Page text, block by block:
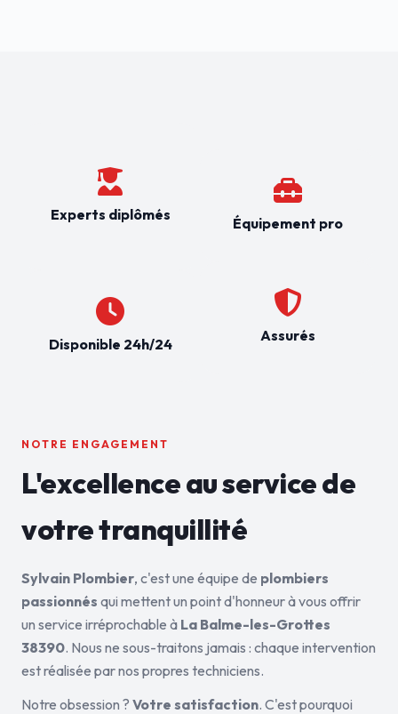
Experts diplômés
Disponible 24h/24
Équipement pro
Assurés
NOTRE ENGAGEMENT
L'excellence au service de
votre tranquillité
Sylvain Plombier, c'est une équipe de plombiers
passionnés qui mettent un point d'honneur à vous offrir
un service irréprochable à La Balme-les-Grottes
38390. Nous ne sous-traitons jamais : chaque intervention
est réalisée par nos propres techniciens.
Notre obsession ? Votre satisfaction. C'est pourquoi